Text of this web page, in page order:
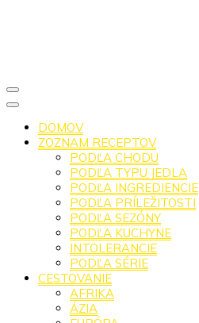
DOMOV
ZOZNAM RECEPTOV
PODĽA CHODU
PODĽA TYPU JEDLA
PODĽA INGREDIENCIE
PODĽA PRÍLEŽITOSTI
PODĽA SEZÓNY
PODĽA KUCHYNE
INTOLERANCIE
PODĽA SÉRIE
CESTOVANIE
AFRIKA
ÁZIA